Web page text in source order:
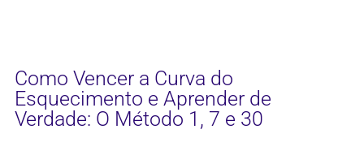
Como Vencer a Curva do
Esquecimento e Aprender de
Verdade: O Método 1, 7 e 30